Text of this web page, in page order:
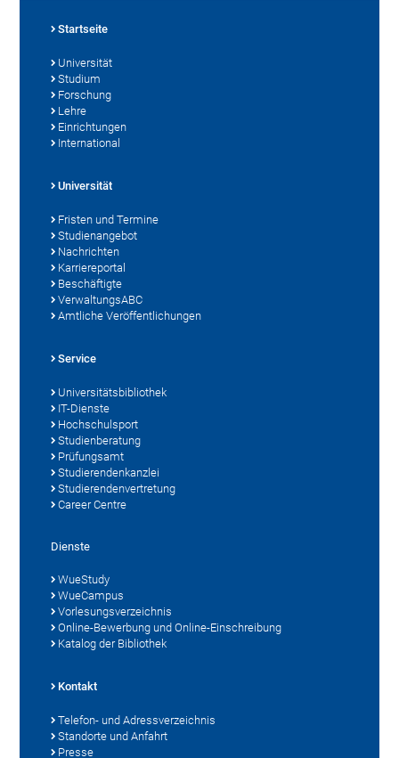
Startseite
Universität
Studium
Forschung
Lehre
Einrichtungen
International
Universität
Fristen und Termine
Studienangebot
Nachrichten
Karriereportal
Beschäftigte
VerwaltungsABC
Amtliche Veröffentlichungen
Service
Universitätsbibliothek
IT-Dienste
Hochschulsport
Studienberatung
Prüfungsamt
Studierendenkanzlei
Studierendenvertretung
Career Centre
Dienste
WueStudy
WueCampus
Vorlesungsverzeichnis
Online-Bewerbung und Online-Einschreibung
Katalog der Bibliothek
Kontakt
Telefon- und Adressverzeichnis
Standorte und Anfahrt
Presse